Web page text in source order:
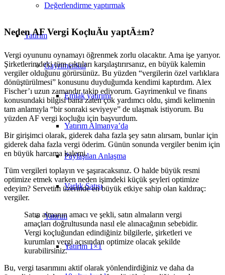
Değerlendirme yaptırmak
Yatırım
Gayrimenkul
Emlak yatırımı
Yatırım Almanya’da
Paylaşılan Anlaşma
Varlık Satışı
Yatırım
Yatırım 1×1
Neden AF Vergi KoçluÄu yaptÄ±m?
Vergi oyununu oynamayı öğrenmek zorlu olacaktır. Ama işe yarıyor.
Şirketlerimdeki tüm çıktıları karşılaştırırsanız, en büyük kalemin
vergiler olduğunu görürsünüz. Bu yüzden “vergilerin özel varlıklara
dönüştürülmesi” konusunu duyduğumda kendimi kaptırdım. Alex
Fischer’ı uzun zamandır takip ediyorum. Gayrimenkul ve finans
konusundaki bilgisi bana zaten çok yardımcı oldu, şimdi kelimenin
tam anlamıyla “bir sonraki seviyeye” de ulaşmak istiyorum. Bu
yüzden AF vergi koçluğu için başvurdum.
Bir girişimci olarak, giderek daha fazla şey satın alırsam, bunlar için
giderek daha fazla vergi öderim. Günün sonunda vergiler benim için
en büyük harcama kalemi.
Tüm vergileri toplayın ve şaşıracaksınız. O halde büyük resmi
optimize etmek varken neden işimdeki küçük şeyleri optimize
edeyim? Servetim üzerinde en büyük etkiye sahip olan kaldıraç:
vergiler.
Satın almanın amacı ve şekli, satın almaların vergi
amaçları doğrultusunda nasıl ele alınacağının sebebidir.
Vergi koçluğundan edindiğiniz bilgilerle, şirketleri ve
kurumları vergi açısından optimize olacak şekilde
kurabilirsiniz.
Bu, vergi tasarımını aktif olarak yönlendirdiğiniz ve daha da